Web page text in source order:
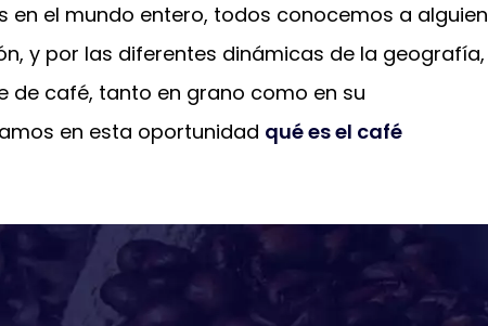
en el mundo entero, todos conocemos a alguien
y por las diferentes dinámicas de la geografía,
café, tanto en grano como en su
en esta oportunidad qué es el café